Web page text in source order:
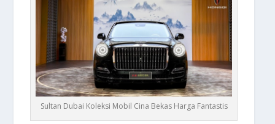
Sultan Dubai Koleksi Mobil Cina Bekas Harga Fantastis